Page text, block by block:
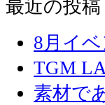
最近の投稿
8月イ
TGM
素材で